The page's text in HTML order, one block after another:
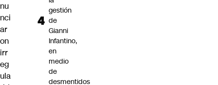
nu
nci
ar
on
irr
eg
ula
gestión
de
Gianni
Infantino,
en
medio
de
desmentidos